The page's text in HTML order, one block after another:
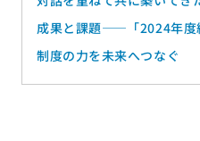
成果と課題——「2024年度
制度の力を未来へつなぐ